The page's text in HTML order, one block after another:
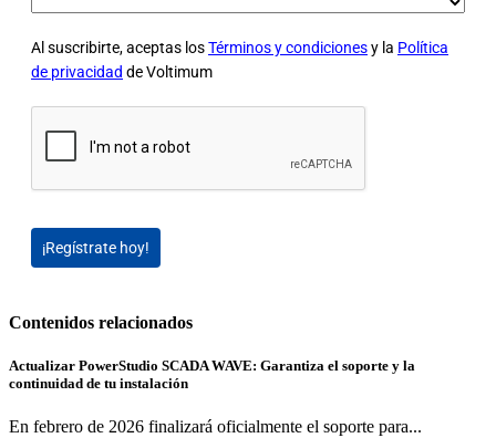
Al suscribirte, aceptas losTérminos y condicionesy la Política
de privacidad de Voltimum
¡Regístrate hoy!
Contenidos relacionados
Actualizar PowerStudio SCADA WAVE: Garantiza el soporte y la
continuidad de tu instalación
En febrero de 2026 finalizará oficialmente el soporte para...